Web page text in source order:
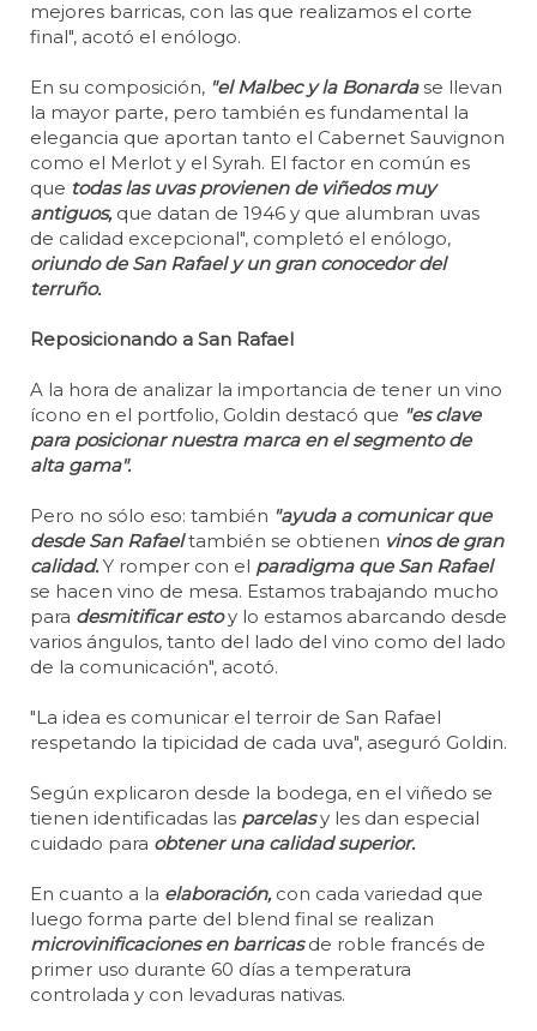
mejores barricas, con las que realizamos el corte
final", acotó el enólogo.
En su composición, "el Malbec y la Bonardase llevan
la mayor parte, pero también es fundamental la
elegancia que aportan tanto el Cabernet Sauvignon
como el Merlot y el Syrah. El factor en común es
que todas las uvas provienen de viñedos muy
antiguos,que datan de 1946 y que alumbran uvas
de calidad excepcional", completó el enólogo,
oriundo de San Rafael y un gran conocedor del
terruño.
Reposicionando a San Rafael
A la hora de analizar la importancia de tener un vino
ícono en el portfolio, Goldin destacó que "es clave
para posicionar nuestra marca en el segmento de
alta gama".
Pero no sólo eso: también "ayuda a comunicar que
desde San Rafaeltambién se obtienen vinos de gran
calidad.Y romper con el paradigma que San Rafael
se hacen vino de mesa. Estamos trabajando mucho
para desmitificar estoy lo estamos abarcando desde
varios ángulos, tanto del lado del vino como del lado
de la comunicación", acotó.
"La idea es comunicar el terroir de San Rafael
respetando la tipicidad de cada uva", aseguró Goldin.
Según explicaron desde la bodega, en el viñedo se
tienen identificadas las parcelasy les dan especial
cuidado para obtener una calidad superior.
En cuanto a la elaboración,con cada variedad que
luego forma parte del blend final se realizan
microvinificaciones en barricasde roble francés de
primer uso durante 60 días a temperatura
controlada y con levaduras nativas.